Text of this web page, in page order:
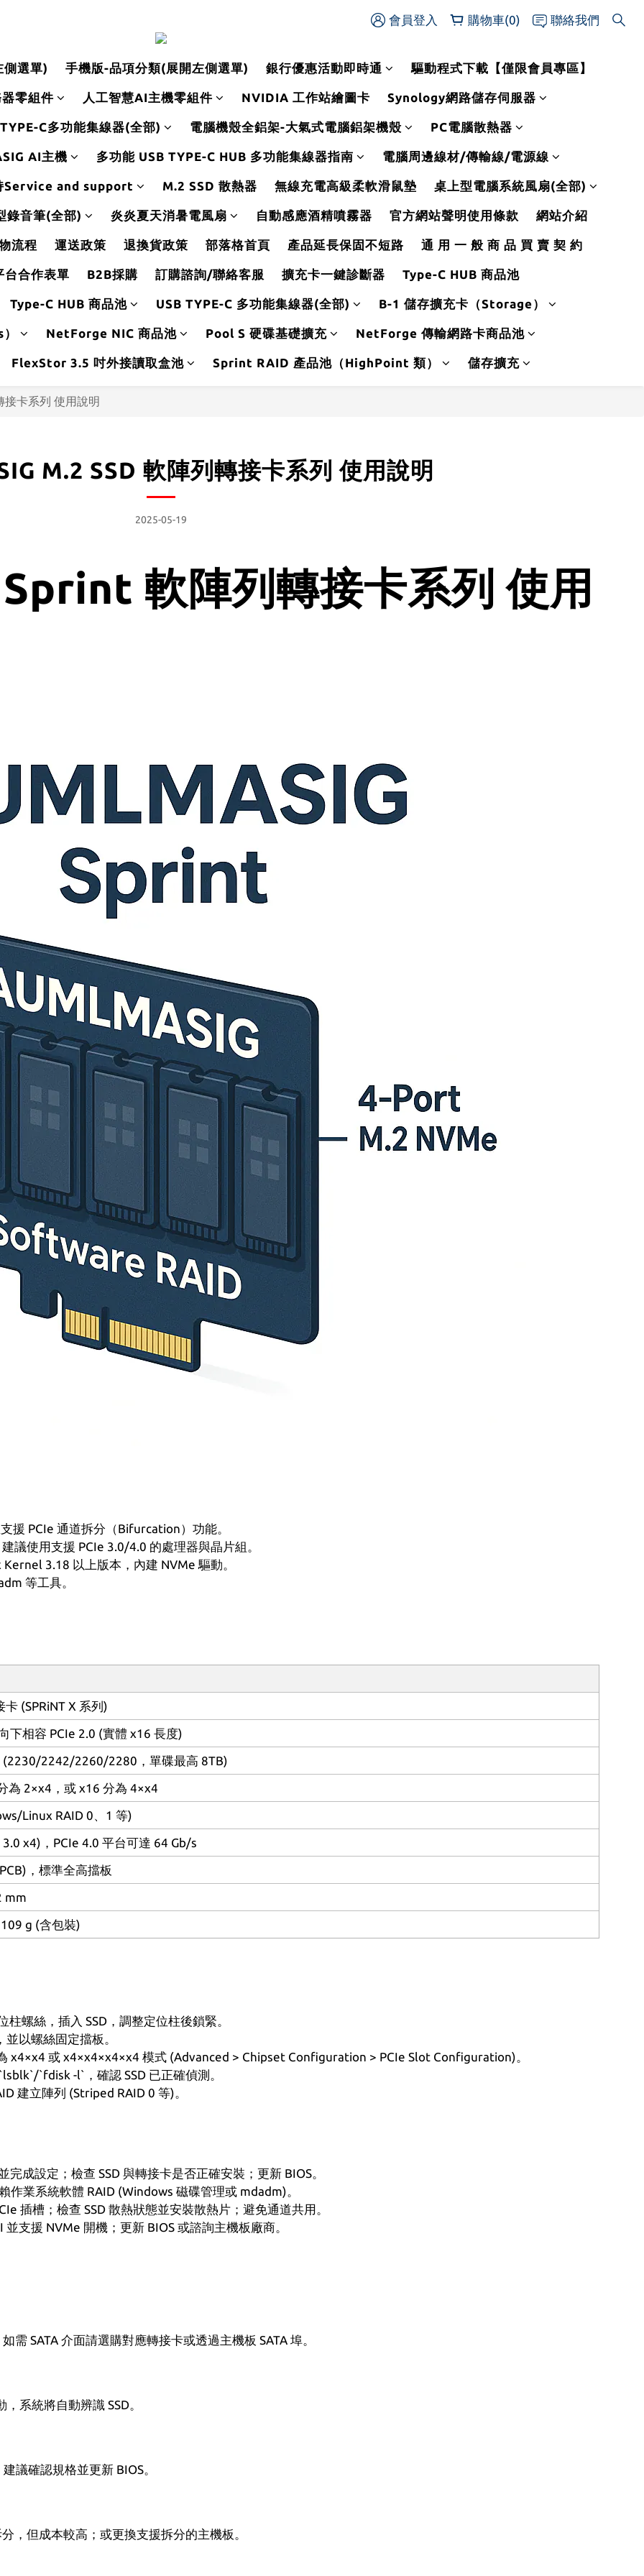
會員登入 購物車(0) 聯絡我們
側選單) 手機版-品項分類(展開左側選單) 銀行優惠活動即時通 驅動程式下載【僅限會員專區】
零組件 人工智慧AI主機零組件 NVIDIA 工作站繪圖卡 Synology網路儲存伺服器
C多功能集線器(全部) 電腦機殼全鋁架-大氣式電腦鋁架機殼 PC電腦散熱器
AI主機 多功能 USB TYPE-C HUB 多功能集線器指南 電腦周邊線材/傳輸線/電源線
Service and support M.2 SSD 散熱器 無線充電高級柔軟滑鼠墊 桌上型電腦系統風扇(全部)
錄音筆(全部) 炎炎夏天消暑電風扇 自動感應酒精噴霧器 官方網站聲明使用條款 網站介紹
流程 運送政策 退換貨政策 部落格首頁 產品延長保固不短路 通 用 一 般 商 品 買 賣 契 約
台合作表單 B2B採購 訂購諮詢/聯絡客服 擴充卡一鍵診斷器 Type-C HUB 商品池
Type-C HUB 商品池 USB TYPE-C 多功能集線器(全部) B-1 儲存擴充卡（Storage）
NetForge NIC 商品池 Pool S 硬碟基礎擴充 NetForge 傳輸網路卡商品池
FlexStor 3.5 吋外接讀取盒池 Sprint RAID 產品池（HighPoint 類） 儲存擴充
接卡系列 使用說明
M.2 SSD 軟陣列轉接卡系列 使用說明
2025-05-19
軟陣列轉接卡系列 使用
援 PCIe 通道拆分（Bifurcation）功能。
議使用支援 PCIe 3.0/4.0 的處理器與晶片組。
3.18 以上版本，內建 NVMe 驅動。
等工具。
卡 (SPRiNT X 系列)
下相容 PCIe 2.0 (實體 x16 長度)
(2230/2242/2260/2280，單碟最高 8TB)
為 2×x4，或 x16 分為 4×x4
Linux RAID 0、1 等)
x4)，PCIe 4.0 平台可達 64 Gb/s
，標準全高擋板
mm
g (含包裝)
螺絲，插入 SSD，調整定位柱後鎖緊。
以螺絲固定擋板。
x4×x4 或 x4×x4×x4×x4 模式 (Advanced > Chipset Configuration > PCIe Slot Configuration)。
`fdisk -l`，確認 SSD 已正確偵測。
建立陣列 (Striped RAID 0 等)。
成設定；檢查 SSD 與轉接卡是否正確安裝；更新 BIOS。
作業系統軟體 RAID (Windows 磁碟管理或 mdadm)。
插槽；檢查 SSD 散熱狀態並安裝散熱片；避免通道共用。
並支援 NVMe 開機；更新 BIOS 或諮詢主機板廠商。
需 SATA 介面請選購對應轉接卡或透過主機板 SATA 埠。
系統將自動辨識 SSD。
議確認規格並更新 BIOS。
，但成本較高；或更換支援拆分的主機板。